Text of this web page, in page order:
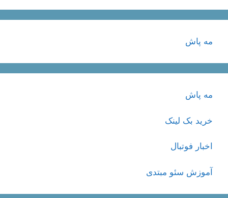
مه پاش
مه پاش
خرید بک لینک
اخبار فوتبال
آموزش سئو مبتدی